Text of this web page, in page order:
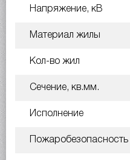
Напряжение, кВ
Материал жилы
Кол-во жил
Сечение, кв.мм.
Исполнение
Пожаробезопасность